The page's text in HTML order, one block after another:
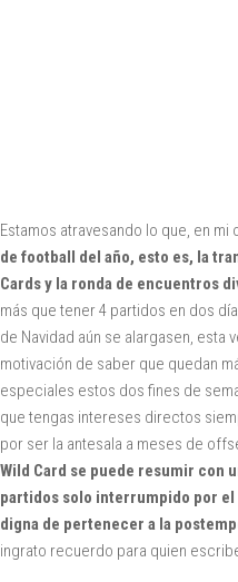
Estamos atravesando lo que, en mi
de football del año, esto es, la
Cards y la ronda de encuentros
más que tener 4 partidos en dos
de Navidad aún se alargasen, esta
motivación de saber que quedan
especiales estos dos fines de
que tengas intereses directos
por ser la antesala a meses de
Wild Card se puede resumir con
partidos solo interrumpido por
digna de pertenecer a la
ingrato recuerdo para quien